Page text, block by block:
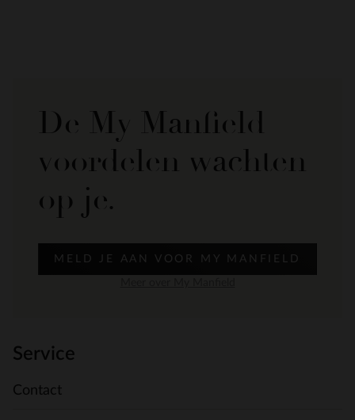
De My Manfield
voordelen wachten
op je.
MELD JE AAN VOOR MY MANFIELD
Service
Contact